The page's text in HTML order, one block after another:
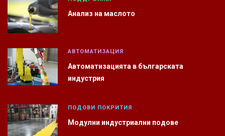
Анализ на маслото
АВТОМАТИЗАЦИЯ
Автоматизацията в българската
индустрия
ПОДОВИ ПОКРИТИЯ
Модулни индустриални подове